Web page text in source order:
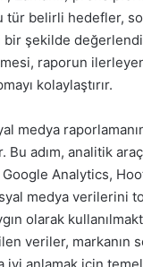
tür belirli hedefler,
şekilde
raporun
kolaylaştırır.
medya
Bu adım, analitik
Analytics,
medya verilerini
olarak
veriler, markanın